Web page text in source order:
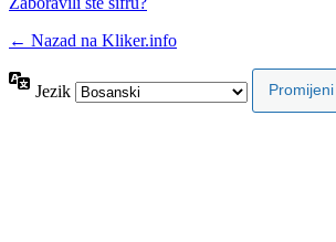
← Nazad na Kliker.info
Jezik